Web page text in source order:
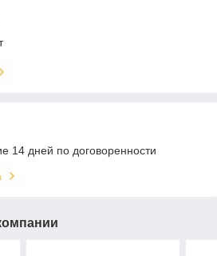
14 дней по договоренности